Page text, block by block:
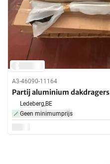
A3-46090-11164
Partij aluminium dakdragers
Ledeberg,BE
Geen minimumprijs